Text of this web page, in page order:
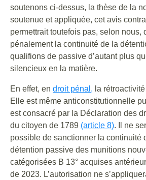
soutenons ci-dessus, la thèse de la
soutenue et appliquée, cet avis
permettrait toutefois pas, selon nous,
pénalement la continuité de la
qualifions de passive d’autant plus
silencieux en la matière.
En effet, en droit pénal, la
Elle est même anticonstitutionnelle
est consacré par la Déclaration des
du citoyen de 1789 (article 8). Il ne
possible de sanctionner la continuité
détention passive des munitions
catégorisées B 13° acquises
de 2023. L’autorisation ne